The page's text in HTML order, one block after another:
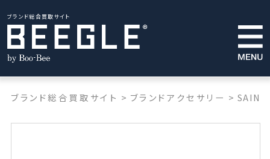
ブランド総合買取サイト
ブランド総合買取サイト > ブランドアクセサリー > SAINT